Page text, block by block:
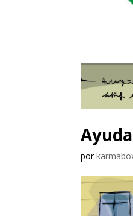
por